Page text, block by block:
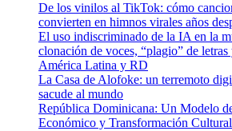
De los vinilos al TikTok: cómo
convierten en himnos virales años
El uso indiscriminado de la IA en la
clonación de voces, “plagio” de
América Latina y RD
La Casa de Alofoke: un terremoto
sacude al mundo
República Dominicana: Un Modelo
Económico y Transformación